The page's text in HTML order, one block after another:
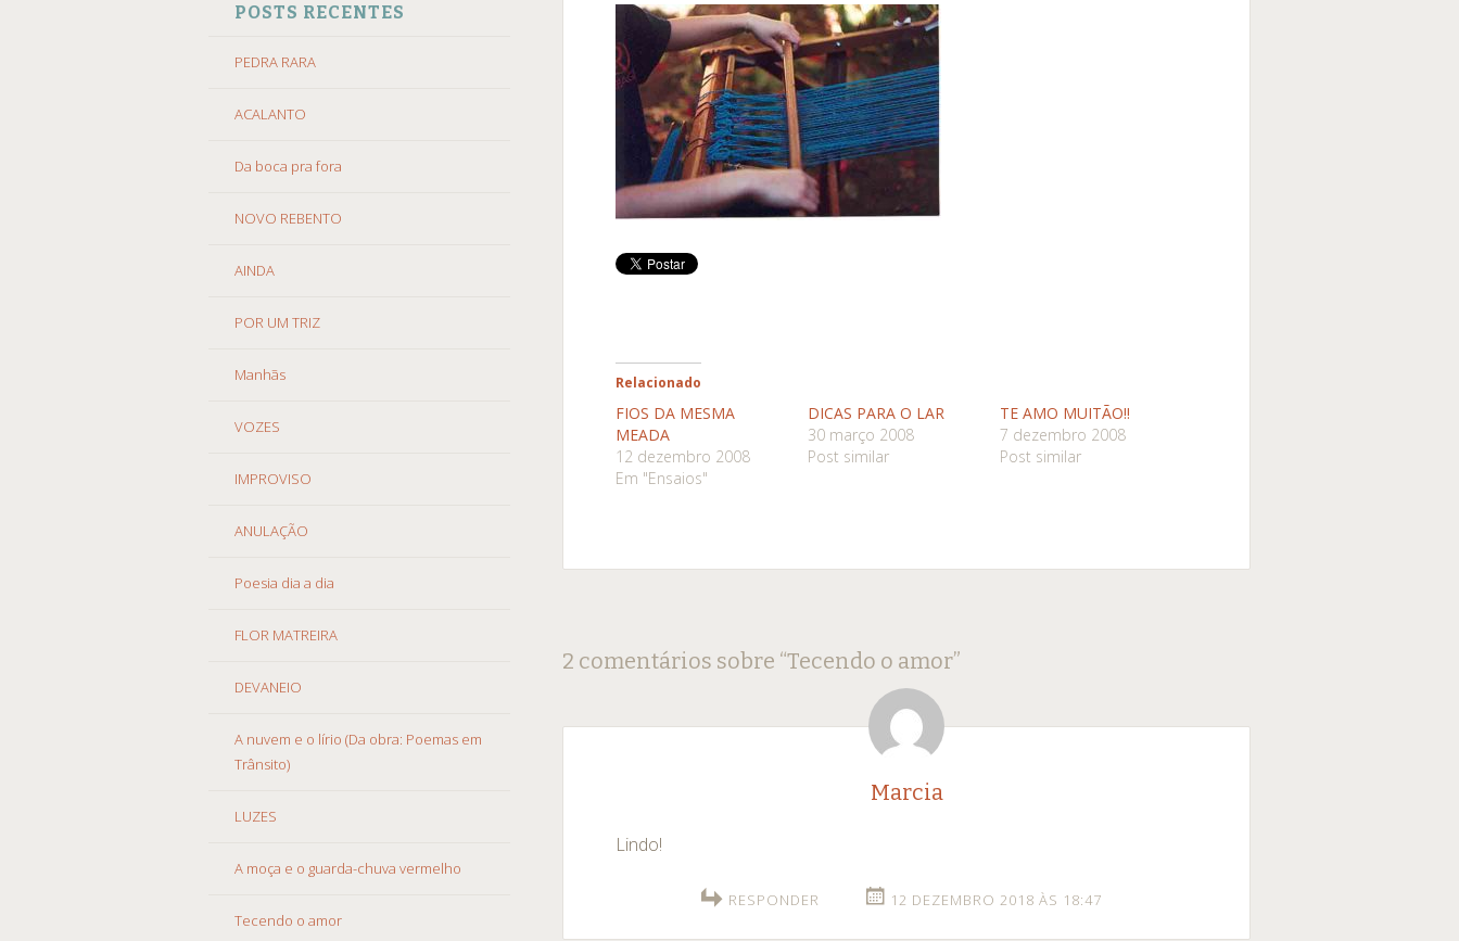
O
POSTS RECENTES
PEDRA RARA
ACALANTO
Da boca pra fora
NOVO REBENTO
AINDA
POR UM TRIZ
Manhãs
VOZES
IMPROVISO
ANULAÇÃO
Poesia dia a dia
FLOR MATREIRA
DEVANEIO
A nuvem e o lírio (Da obra: Poemas em
Trânsito)
LUZES
A moça e o guarda-chuva vermelho
Tecendo o amor
Relacionado
FIOS DA MESMA
MEADA
12 dezembro 2008
Em "Ensaios"
DICAS PARA O LAR
30 março 2008
Post similar
TE AMO MUITÃO!!
7 dezembro 2008
Post similar
Navegação
de
←
→
2 comentários sobre “Tecendo o amor”
Marcia
Lindo!
RESPONDER 12 DEZEMBRO 2018 ÀS 18:47